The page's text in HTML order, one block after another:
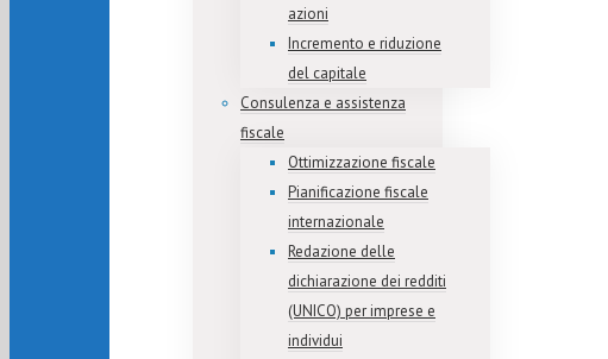
azioni
Incremento e riduzione
del capitale
Consulenza e assistenza
fiscale
Ottimizzazione fiscale
Pianificazione fiscale
internazionale
Redazione delle
dichiarazione dei redditi
(UNICO) per imprese e
individui